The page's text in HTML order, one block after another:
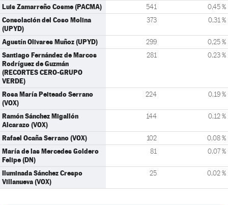
Luis Zamarreño Cosme (PACMA) 541 0,45 %
Consolación del Coso Molina
(UPYD)
373 0,31 %
Agustín Olivares Muñoz (UPYD) 299 0,25 %
Santiago Fernández de Marcos
Rodríguez de Guzmán
(RECORTES CERO-GRUPO
VERDE)
281 0,23 %
Rosa María Peiteado Serrano
(VOX)
224 0,19 %
Ramón Sánchez Migallón
Alcarazo (VOX)
144 0,12 %
Rafael Ocaña Serrano (VOX) 102 0,08 %
María de las Mercedes Goldero
Felipe (DN)
81 0,07 %
Iluminada Sánchez Crespo
Villanueva (VOX)
25 0,02 %